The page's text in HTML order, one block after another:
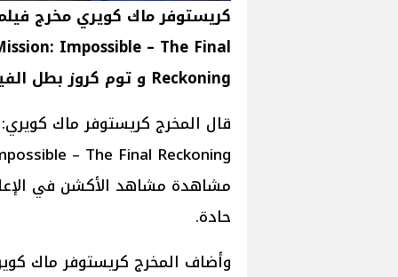
كريستوفر ماك كويري مخرج
Impossible – The Final
Reckoning و توم كروز بطل الفيلم
مشاهدة مشاهد الأكشن في
حادة.
وأضاف المخرج كريستوفر ماك